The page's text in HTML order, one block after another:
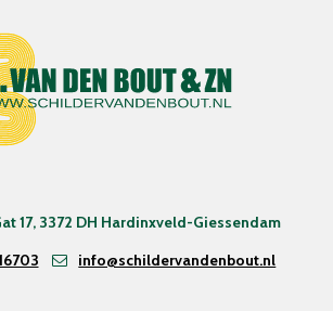
17, 3372 DH Hardinxveld-Giessendam
info@schildervandenbout.nl